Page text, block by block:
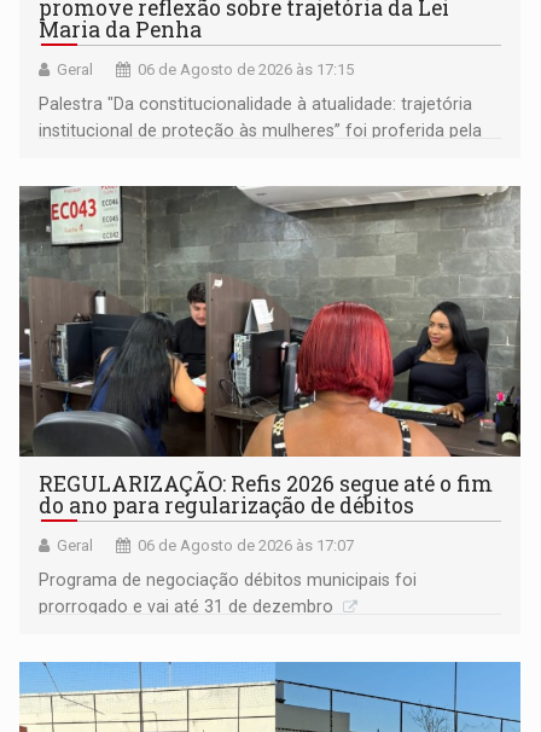
promove reflexão sobre trajetória da Lei
Maria da Penha
Geral 06 de Agosto de 2026 às 17:15
Palestra "Da constitucionalidade à atualidade: trajetória
institucional de proteção às mulheres” foi proferida pela
Goiás
REGULARIZAÇÃO: Refis 2026 segue até o fim
do ano para regularização de débitos
Geral 06 de Agosto de 2026 às 17:07
Programa de negociação débitos municipais foi
prorrogado e vai até 31 de dezembro